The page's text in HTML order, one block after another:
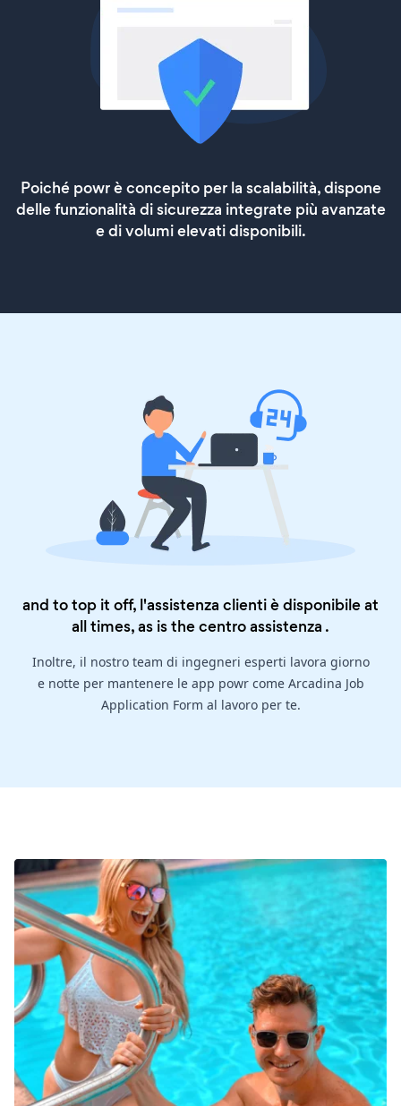
Poiché powr è concepito per la scalabilità, dispone
delle funzionalità di sicurezza integrate più avanzate
e di volumi elevati disponibili.
and to top it off, l'assistenza clienti è disponibile at
all times, as is thecentro assistenza .
Inoltre, il nostro team di ingegneri esperti lavora giorno
e notte per mantenere le app powr come Arcadina Job
Application Form al lavoro per te.